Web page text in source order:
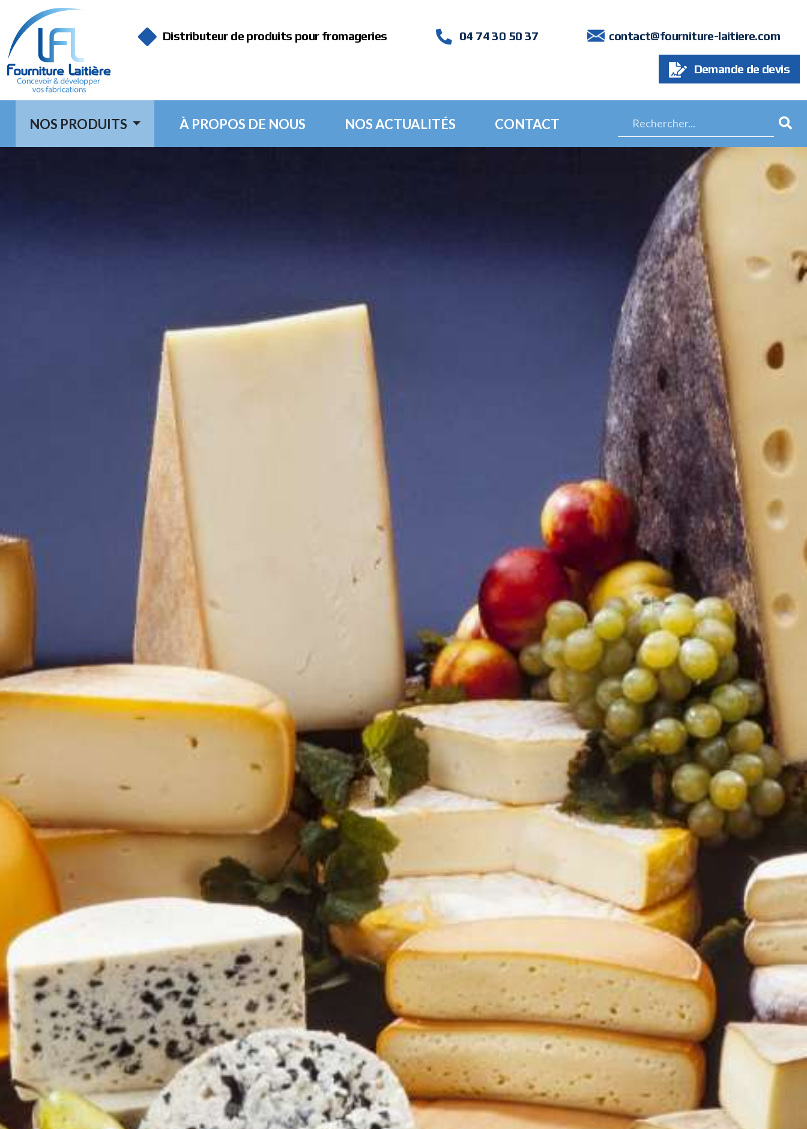
Distributeur de produits pour fromageries 04 74 30 50 37 contact@fourniture-laitiere.com
Demande de devis
NOS PRODUITS À PROPOS DE NOUS NOS ACTUALITÉS CONTACT
Panneau de gestion des cookies